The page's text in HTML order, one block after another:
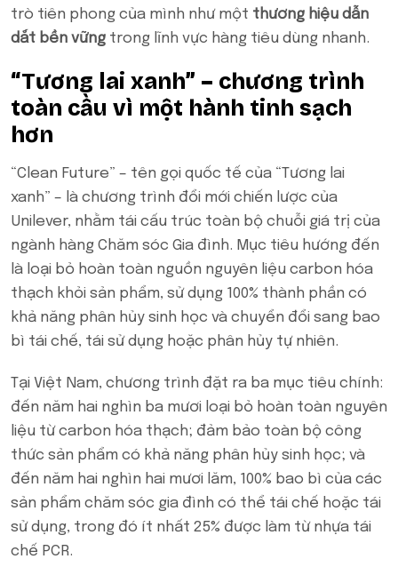
trò tiên phong của mình như một thương hiệu dẫn
dắt bền vững trong lĩnh vực hàng tiêu dùng nhanh.
“Tương lai xanh” – chương trình
toàn cầu vì một hành tinh sạch
hơn
“Clean Future” – tên gọi quốc tế của “Tương lai
xanh” – là chương trình đổi mới chiến lược của
Unilever, nhằm tái cấu trúc toàn bộ chuỗi giá trị của
ngành hàng Chăm sóc Gia đình. Mục tiêu hướng đến
là loại bỏ hoàn toàn nguồn nguyên liệu carbon hóa
thạch khỏi sản phẩm, sử dụng 100% thành phần có
khả năng phân hủy sinh học và chuyển đổi sang bao
bì tái chế, tái sử dụng hoặc phân hủy tự nhiên.
Tại Việt Nam, chương trình đặt ra ba mục tiêu chính:
đến năm hai nghìn ba mươi loại bỏ hoàn toàn nguyên
liệu từ carbon hóa thạch; đảm bảo toàn bộ công
thức sản phẩm có khả năng phân hủy sinh học; và
đến năm hai nghìn hai mươi lăm, 100% bao bì của các
sản phẩm chăm sóc gia đình có thể tái chế hoặc tái
sử dụng, trong đó ít nhất 25% được làm từ nhựa tái
chế PCR.